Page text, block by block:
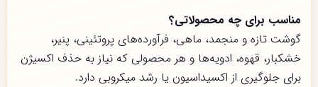
مناسب برای چه محصولاتی؟
گوشت تازه و منجمد، ماهی، فرآورده‌های پروتئینی، پنیر،
خشکبار، قهوه، ادویه‌ها و هر محصولی که نیاز به حذف اکسیژن
برای جلوگیری از اکسیداسیون یا رشد میکروبی دارد.